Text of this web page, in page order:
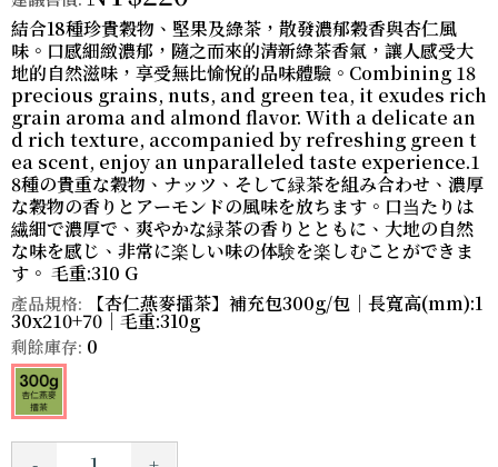
結合18種珍貴穀物、堅果及綠茶，散發濃郁穀香與杏仁風
味。口感細緻濃郁，隨之而來的清新綠茶香氣，讓人感受大
地的自然滋味，享受無比愉悅的品味體驗。Combining 18
precious grains, nuts, and green tea, it exudes rich
grain aroma and almond flavor. With a delicate an
d rich texture, accompanied by refreshing green t
ea scent, enjoy an unparalleled taste experience.1
8種の貴重な穀物、ナッツ、そして緑茶を組み合わせ、濃厚
な穀物の香りとアーモンドの風味を放ちます。口当たりは
繊細で濃厚で、爽やかな緑茶の香りとともに、大地の自然
な味を感じ、非常に楽しい味の体験を楽しむことができま
す。 毛重:310 G
產品規格: 【杏仁燕麥擂茶】補充包300g/包｜長寬高(mm):1
30x210+70｜毛重:310g
剩餘庫存: 0